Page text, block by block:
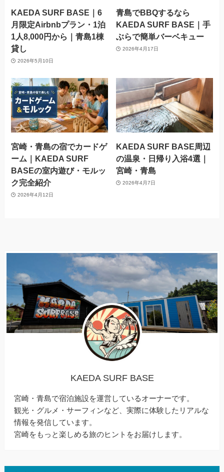
KAEDA SURF BASE｜6
月限定Airbnbプラン・1泊
1人8,000円から｜青島1棟
貸し
2026年5月10日
青島でBBQするなら
KAEDA SURF BASE｜手
ぶらで簡単バーベキュー
2026年4月17日
宮崎・青島の宿でカードゲ
ーム｜KAEDA SURF
BASEの室内遊び・モルッ
ク完全紹介
2026年4月12日
KAEDA SURF BASE周辺
の温泉・日帰り入浴4選｜
宮崎・青島
2026年4月7日
KAEDA SURF BASE
宮崎・青島で宿泊施設を運営しているオーナーです。
観光・グルメ・サーフィンなど、実際に体験したリアルな
情報を発信しています。
宮崎をもっと楽しめる旅のヒントをお届けします。